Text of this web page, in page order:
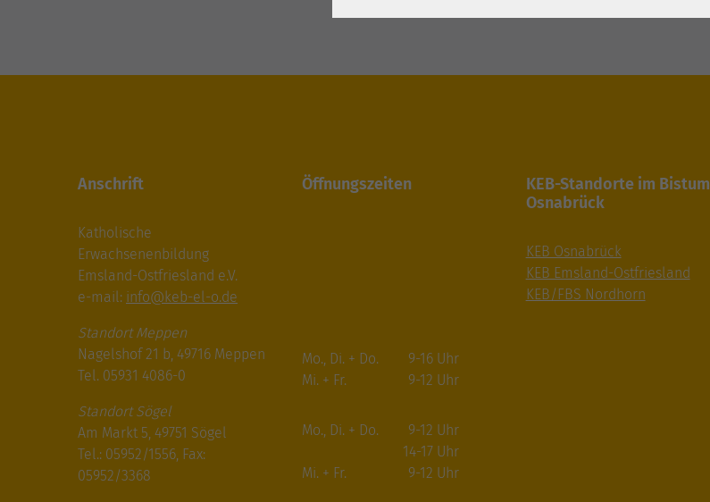
Anschrift
Katholische
Erwachsenenbildung
Emsland-Ostfriesland e.V.
e-mail: info@keb-el-o.de
Standort Meppen
Nagelshof 21 b, 49716 Meppen
Tel. 05931 4086-0
Standort Sögel
Am Markt 5, 49751 Sögel
Tel.: 05952/1556, Fax:
05952/3368
Öffnungszeiten
Mo., Di. + Do.
Mi. + Fr.
9-16 Uhr
9-12 Uhr
Mo., Di. + Do.
Mi. + Fr.
9-12 Uhr
14-17 Uhr
9-12 Uhr
KEB-Standorte im Bistum
Osnabrück
KEB Osnabrück
KEB Emsland-Ostfriesland
KEB/FBS Nordhorn